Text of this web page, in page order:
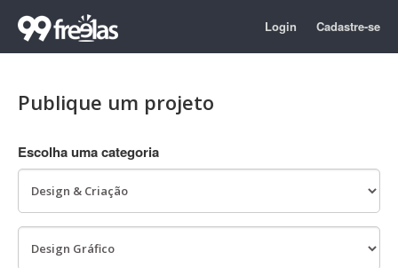
Login Cadastre-se
Publique um projeto
Escolha uma categoria